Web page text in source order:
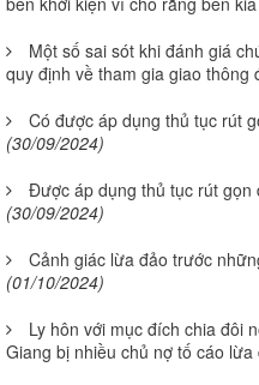
Một số sai sót khi đánh giá
quy định về tham gia giao thông
Có được áp dụng thủ tục rút
(30/09/2024)
Được áp dụng thủ tục rút gọn
(30/09/2024)
Cảnh giác lừa đảo trước
(01/10/2024)
Ly hôn với mục đích chia đôi
Giang bị nhiều chủ nợ tố cáo lừa